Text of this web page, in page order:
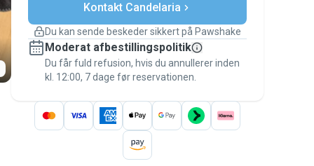
Support, hvis planerne ændrer
Dækkede bookinger
Hold alt på Pawshake – fra den første
besked til betalingen – for at være dækket
afPawshake-garantien.
Kontakt Candelaria
Du kan sende beskeder sikkert på Pawshake
Moderat afbestillingspolitik
Du får fuld refusion, hvis du annullerer inden
kl. 12:00, 7 dage før reservationen.